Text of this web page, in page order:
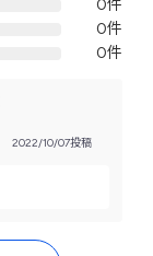
0件
0件
0件
2022/10/07投稿